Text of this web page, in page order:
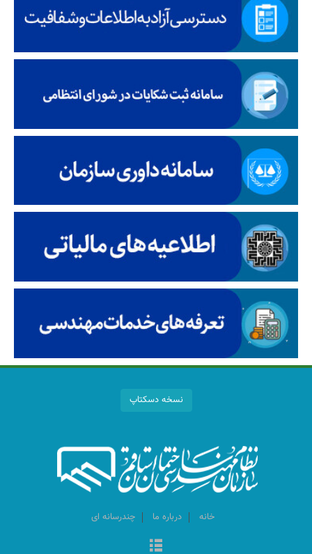
نسخه دسکتاپ
خانه درباره ما چندرسانه ای